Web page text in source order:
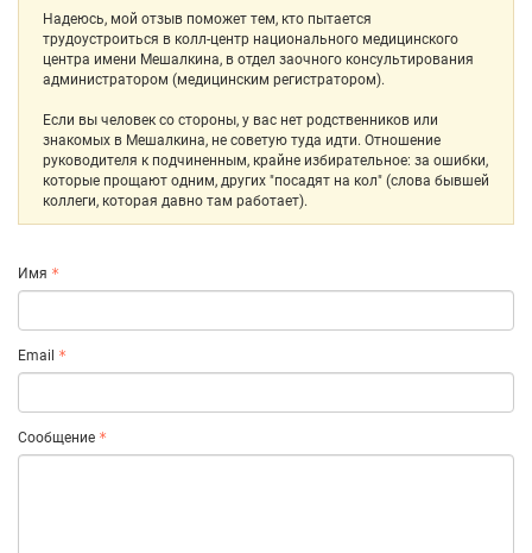
Надеюсь, мой отзыв поможет тем, кто пытается
трудоустроиться в колл-центр национального медицинского
центра имени Мешалкина, в отдел заочного консультирования
администратором (медицинским регистратором).
Если вы человек со стороны, у вас нет родственников или
знакомых в Мешалкина, не советую туда идти. Отношение
руководителя к подчиненным, крайне избирательное: за ошибки,
которые прощают одним, других "посадят на кол" (слова бывшей
коллеги, которая давно там работает).
Имя
Email
Сообщение